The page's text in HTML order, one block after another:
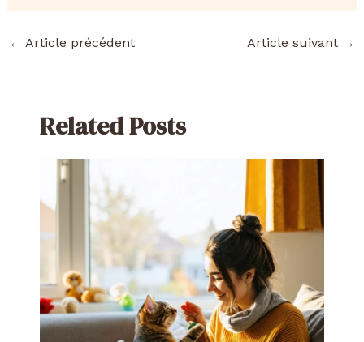
← Article précédent Article suivant →
Related Posts